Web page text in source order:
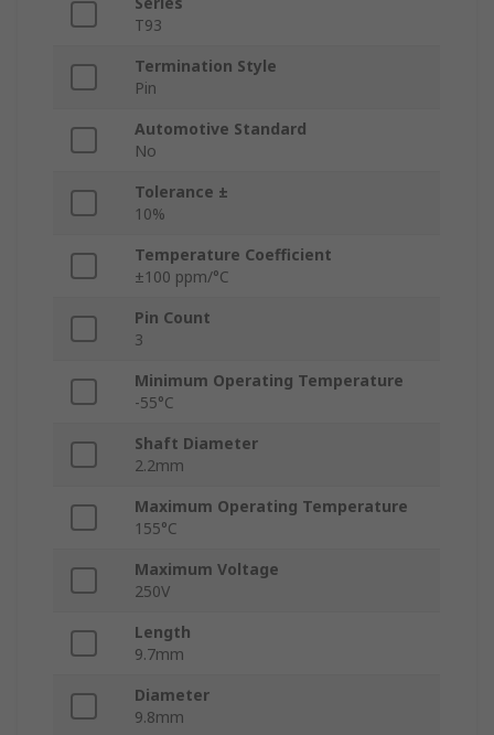
T93
Termination Style
Pin
Automotive Standard
No
Tolerance ±
10%
Temperature Coefficient
±100 ppm/°C
Pin Count
3
Minimum Operating Temperature
-55°C
Shaft Diameter
2.2mm
Maximum Operating Temperature
155°C
Maximum Voltage
250V
Length
9.7mm
Diameter
9.8mm